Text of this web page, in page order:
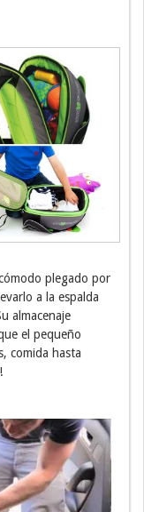
plegado por
a la espalda
almacenaje
el pequeño
comida hasta